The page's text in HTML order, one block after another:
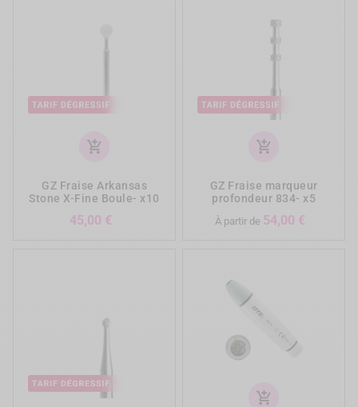
add_shopping_cart
GZ Fraise Arkansas
Stone X-Fine Boule- x10
45,00 €
add_shopping_cart
GZ Fraise marqueur
profondeur 834- x5
À partir de 54,00 €
add_shopping_cart